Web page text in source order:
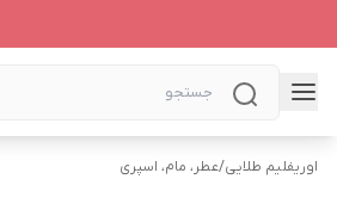
اوریفلیم طلایی/عطر، مام، اسپری